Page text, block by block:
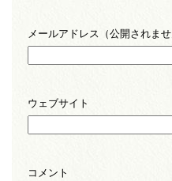
メールアドレス（公開されませ
ウェブサイト
コメント